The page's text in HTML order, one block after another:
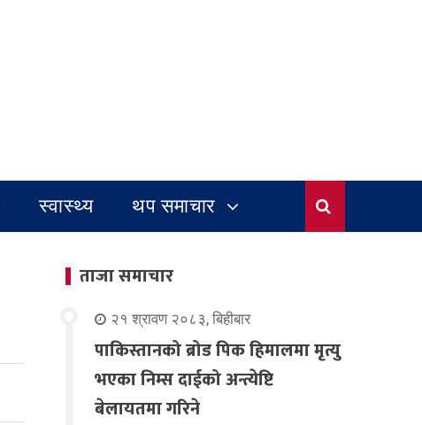
स्वास्थ्य थप समाचार
ताजा समाचार
२१ श्रावण २०८३, बिहीबार
पाकिस्तानको ब्रोड पिक हिमालमा मृत्यु
भएका निम्स दाईको अन्त्येष्टि
बेलायतमा गरिने